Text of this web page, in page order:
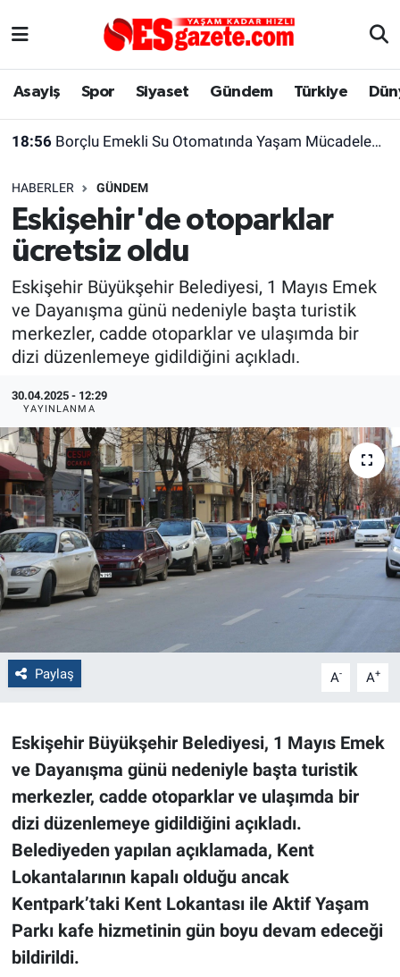
Asayiş Spor Siyaset Gündem Türkiye
18:56 Borçlu Emekli Su Otomatında Yaşam Mücadelesi Veriyor
HABERLER GÜNDEM
Eskişehir'de otoparklar
ücretsiz oldu
Eskişehir Büyükşehir Belediyesi, 1 Mayıs Emek
ve Dayanışma günü nedeniyle başta turistik
merkezler, cadde otoparklar ve ulaşımda bir
dizi düzenlemeye gidildiğini açıkladı.
30.04.2025 - 12:29
YAYINLANMA
Paylaş A- A+
Eskişehir Büyükşehir Belediyesi, 1 Mayıs Emek
ve Dayanışma günü nedeniyle başta turistik
merkezler, cadde otoparklar ve ulaşımda bir
dizi düzenlemeye gidildiğini açıkladı.
Belediyeden yapılan açıklamada, Kent
Lokantalarının kapalı olduğu ancak
Kentpark’taki Kent Lokantası ile Aktif Yaşam
Parkı kafe hizmetinin gün boyu devam edeceği
bildirildi.
Asayiş
Gündem
Türkiye
Dünya
Sağlık
Alış-Veriş/İş dünyası
Yaşam
Eskişehirspor Arşivi
Eskişehir Arşivi
Röportaj
Ekonomi
Kültür Sanat
Politika
Bilecik
Kütahya
Gezi
Genel
Çevre
Magazin
Bilim ve Teknoloji
Eskişehir Nöbetçi Eczaneler
Süper Lig Puan Durumu ve Fikstür
Tüm Manşetler
Son Dakika Haberleri
Haber Arşivi